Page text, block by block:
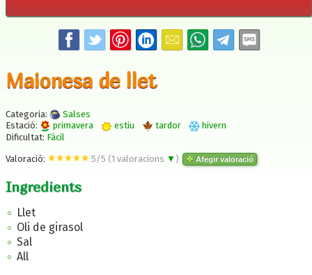
Maionesa de llet
Categoria:
Salses
Estació:
primavera estiu tardor
hivern
Dificultat: Fàcil
Valoració: 5 /5 (1 valoracions ▼ ) Afegir valoració
Ingredients
Llet
Oli de girasol
Sal
All